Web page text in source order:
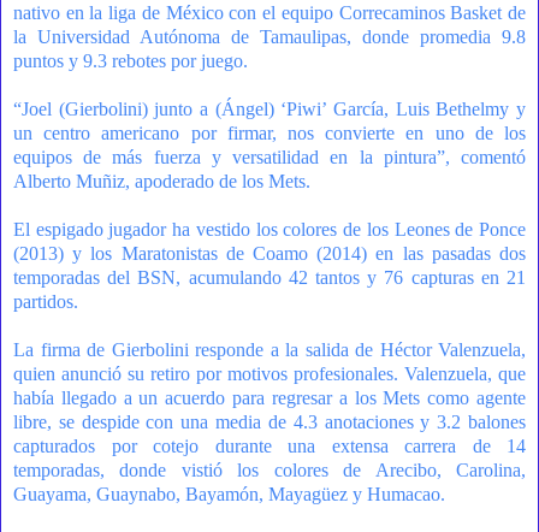
nativo en la liga de México con el equipo Correcaminos Basket de
la Universidad Autónoma de Tamaulipas, donde promedia 9.8
puntos y 9.3 rebotes por juego.
“Joel (Gierbolini) junto a (Ángel) ‘Piwi’ García, Luis Bethelmy y
un centro americano por firmar, nos convierte en uno de los
equipos de más fuerza y versatilidad en la pintura”, comentó
Alberto Muñiz, apoderado de los Mets.
El espigado jugador ha vestido los colores de los Leones de Ponce
(2013) y los Maratonistas de Coamo (2014) en las pasadas dos
temporadas del BSN, acumulando 42 tantos y 76 capturas en 21
partidos.
La firma de Gierbolini responde a la salida de Héctor Valenzuela,
quien anunció su retiro por motivos profesionales. Valenzuela, que
había llegado a un acuerdo para regresar a los Mets como agente
libre, se despide con una media de 4.3 anotaciones y 3.2 balones
capturados por cotejo durante una extensa carrera de 14
temporadas, donde vistió los colores de Arecibo, Carolina,
Guayama, Guaynabo, Bayamón, Mayagüez y Humacao.